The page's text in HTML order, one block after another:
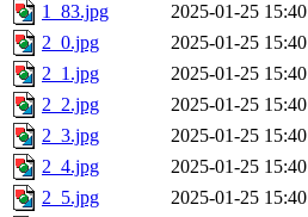
1_83.jpg
2025-01-25 15:40
2_0.jpg
2025-01-25 15:40
2_1.jpg
2025-01-25 15:40
2_2.jpg
2025-01-25 15:40
2_3.jpg
2025-01-25 15:40
2_4.jpg
2025-01-25 15:40
2_5.jpg
2025-01-25 15:40